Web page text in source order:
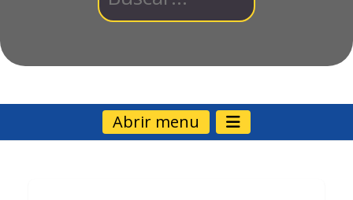
Abrir menu